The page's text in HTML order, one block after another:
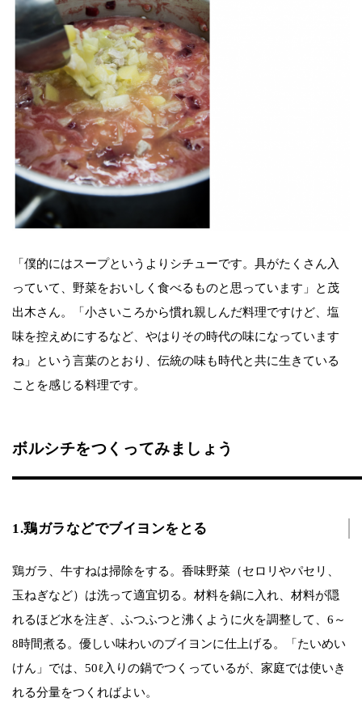
「僕的にはスープというよりシチューです。具がたくさん入
っていて、野菜をおいしく食べるものと思っています」と茂
出木さん。「小さいころから慣れ親しんだ料理ですけど、塩
味を控えめにするなど、やはりその時代の味になっています
ね」という言葉のとおり、伝統の味も時代と共に生きている
ことを感じる料理です。
ボルシチをつくってみましょう
1.鶏ガラなどでブイヨンをとる
鶏ガラ、牛すねは掃除をする。香味野菜（セロリやパセリ、
玉ねぎなど）は洗って適宜切る。材料を鍋に入れ、材料が隠
れるほど水を注ぎ、ふつふつと沸くように火を調整して、6～
8時間煮る。優しい味わいのブイヨンに仕上げる。「たいめい
けん」では、50ℓ入りの鍋でつくっているが、家庭では使いき
れる分量をつくればよい。